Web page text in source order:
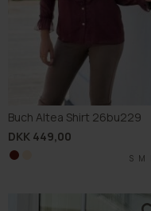
Buch Altea Shirt 26bu229
DKK 449,00
S M
S M